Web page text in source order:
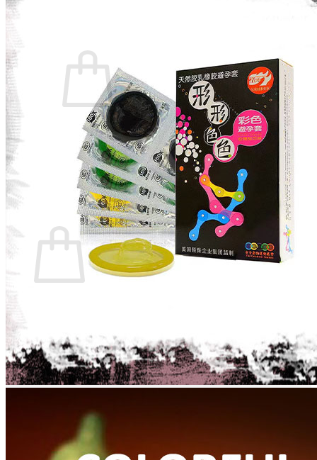
Chưa có sản phẩm trong giỏ hàng.
Quay trở lại cửa hàng
Giỏ hàng